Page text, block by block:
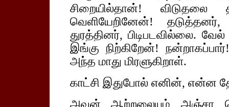
சிறையில்தான்! விடுதலை
வெளியேறினேன்!
துரத்தினர், பிடிபடவில்லை.
இங்கு நிற்கிறேன்!
அந்த மாது மிரளுகிறாள்.
காட்சி இதுபோல் எனின், என்ன
அவன் ஆற்றலையும் அஞ்சா